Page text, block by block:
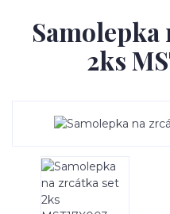
Samolepka
2ks